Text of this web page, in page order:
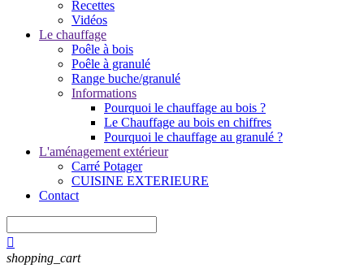
Recettes
Vidéos
Le chauffage
Poêle à bois
Poêle à granulé
Range buche/granulé
Informations
Pourquoi le chauffage au bois ?
Le Chauffage au bois en chiffres
Pourquoi le chauffage au granulé ?
L'aménagement extérieur
Carré Potager
CUISINE EXTERIEURE
Contact

shopping_cart